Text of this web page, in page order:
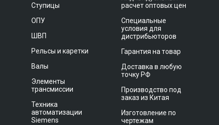
Ступицы
ОПУ
ШВП
Рельсы и каретки
Валы
Элементы
трансмиссии
Техника
автоматизации
Siemens
расчет оптовых цен
Специальные
условия для
дистрибьюторов
Гарантия на товар
Доставка в любую
точку РФ
Производство под
заказ из Китая
Изготовление по
чертежам